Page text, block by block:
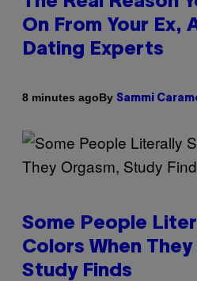
On From Your Ex,
Dating Experts
8 minutes agoBy Sammi
Some People
Colors When They
Study Finds